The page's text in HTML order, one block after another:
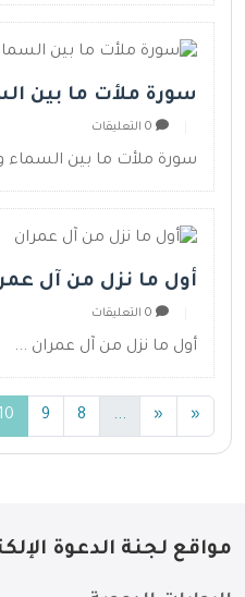
سورة ملأت ما بين
سورة ملأت ما بين السماء
أول ما نزل من آل
أول ما نزل من آل عمران ...
«
«
...
8
9
مواقع لجنة الدعوة